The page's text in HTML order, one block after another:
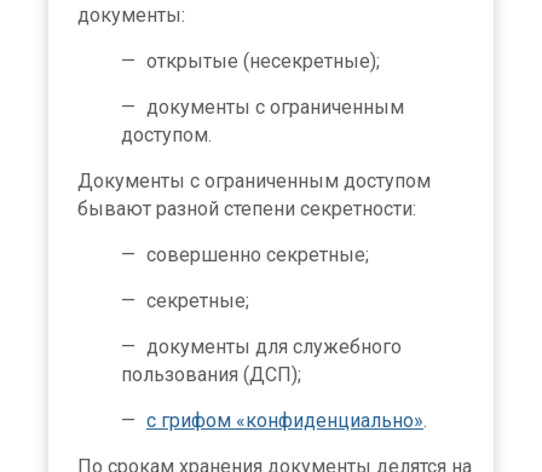
документы:
открытые (несекретные);
документы с ограниченным
доступом.
Документы с ограниченным доступом
бывают разной степени секретности:
совершенно секретные;
секретные;
документы для служебного
пользования (ДСП);
с грифом «конфиденциально»
По срокам хранения документы делятся на